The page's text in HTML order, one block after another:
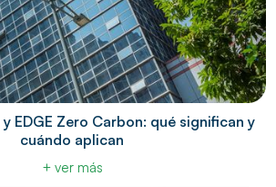
y EDGE Zero Carbon: qué significan y
cuándo aplican
+ ver más